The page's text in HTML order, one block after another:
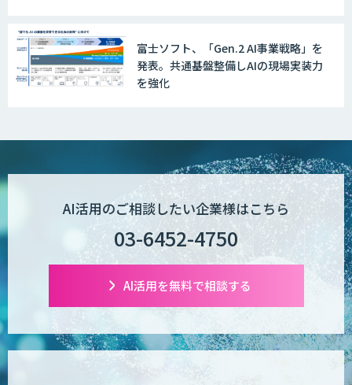
富士ソフト、「Gen.2 AI事業戦略」を
発表。共通基盤整備しAIの現場実装力
を強化
AI活用のご相談したい企業様はこちら
03-6452-4750
AI活用を無料で相談する